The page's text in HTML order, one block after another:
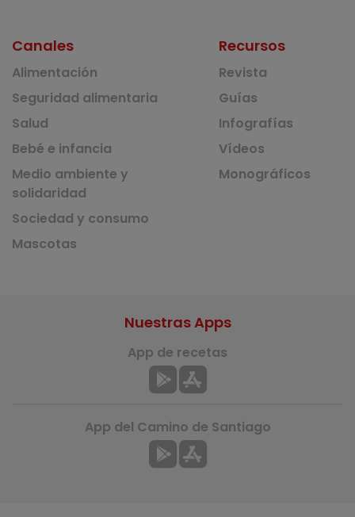
Canales
Alimentación
Seguridad alimentaria
Salud
Bebé e infancia
Medio ambiente y
solidaridad
Sociedad y consumo
Mascotas
Recursos
Revista
Guías
Infografías
Vídeos
Monográficos
Nuestras Apps
App de recetas
App del Camino de Santiago